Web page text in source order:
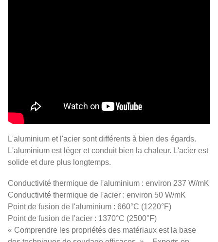
L'aluminium et l'acier sont différents à bien des égards.
L'aluminium est léger et conduit bien la chaleur. L'acier est
solide et dure plus longtemps.
Conductivité thermique de l'aluminium : environ 237 W/mK
Conductivité thermique de l'acier : environ 50 W/mK
Point de fusion de l'aluminium : 660°C (1220°F)
Point de fusion de l'acier : 1370°C (2500°F)
« Comprendre les propriétés des matériaux est la base